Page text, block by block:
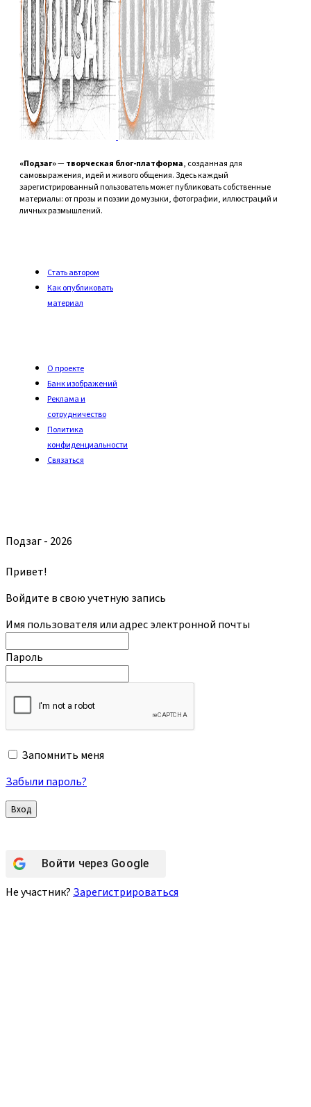
«Подзаг»— творческая блог-платформа, созданная для
самовыражения, идей и живого общения. Здесь каждый
зарегистрированный пользователь может публиковать собственные
материалы: от прозы и поэзии до музыки, фотографии, иллюстраций и
личных размышлений.
Стать автором
Как опубликовать
материал
О проекте
Банк изображений
Реклама и
сотрудничество
Политика
конфиденциальности
Связаться
Подзаг - 2026
Привет!
Войдите в свою учетную запись
Имя пользователя или адрес электронной почты
Пароль
Запомнить меня
Забыли пароль?
Войти через Google
Не участник? Зарегистрироваться